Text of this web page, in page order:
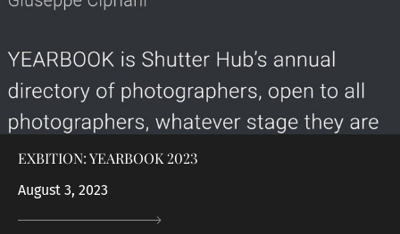
EXBITION: YEARBOOK 2023
August 3, 2023